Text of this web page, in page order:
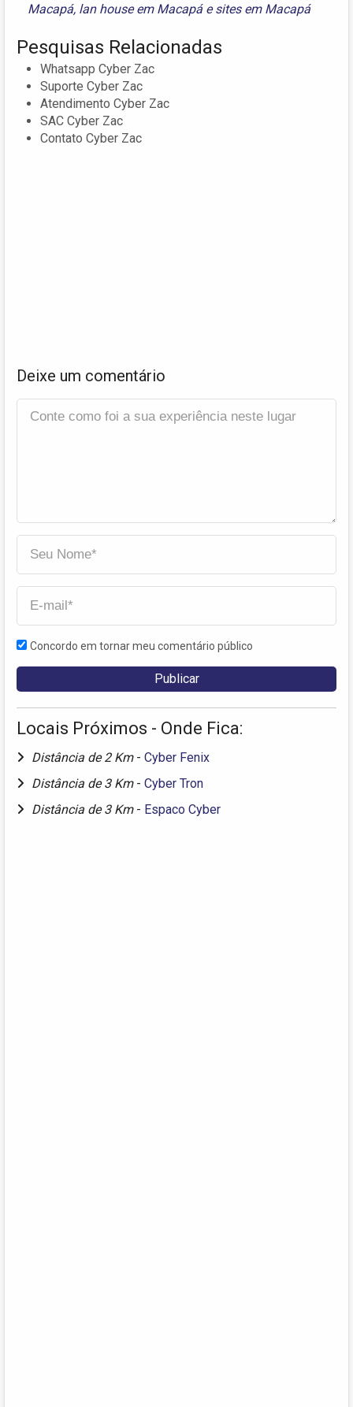
Macapá, lan house em Macapáesites em Macapá
Pesquisas Relacionadas
Whatsapp Cyber Zac
Suporte Cyber Zac
Atendimento Cyber Zac
SAC Cyber Zac
Contato Cyber Zac
Deixe um comentário
Concordo em tornar meu comentário público
Locais Próximos - Onde Fica:
Distância de 2 Km - Cyber Fenix
Distância de 3 Km - Cyber Tron
Distância de 3 Km - Espaco Cyber